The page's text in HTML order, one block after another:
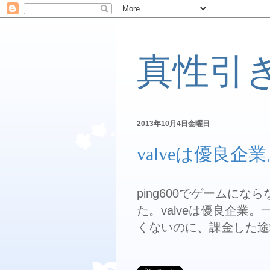
真性引
2013年10月4日金曜日
valveは優良企
ping600でゲームになら
た。valveは優良企業。
くないのに、課金した